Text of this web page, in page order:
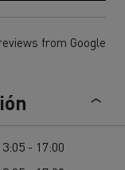
from Google
- 17:00